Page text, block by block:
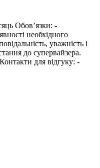
Обов’язки: -
необхідного
уважність і
до супервайзера.
для відгуку: -